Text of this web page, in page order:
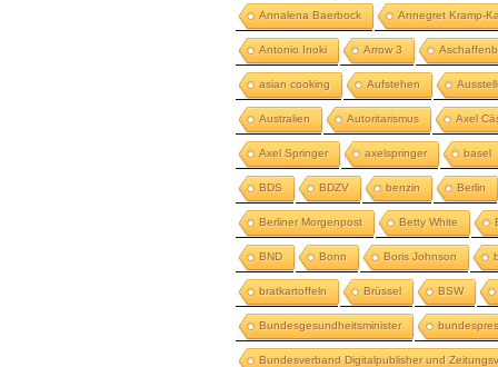
Annalena Baerbock Annegret Kramp-
Antonio Inoki Arrow 3
asian cooking Aufstehen
Australien Autoritarismus Axel
Axel Springer axelspringer basel
BDS BDZV benzin Berlin
Berliner Morgenpost Betty White
BND Bonn Boris Johnson
bratkartoffeln Brüssel BSW
Bundesgesundheitsminister
Bundesverband Digitalpublisher und